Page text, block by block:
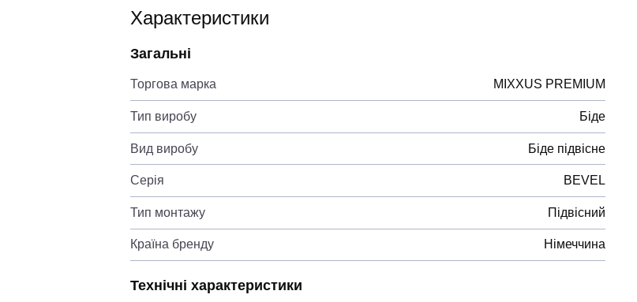
Характеристики
Загальні
Торгова марка MIXXUS PREMIUM
Тип виробу Біде
Вид виробу Біде підвісне
Серія BEVEL
Тип монтажу Підвісний
Країна бренду Німеччина
Технічні характеристики